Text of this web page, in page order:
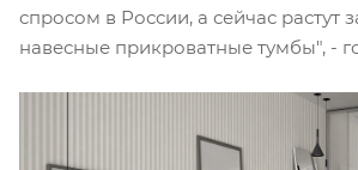
спросом в России, а сейчас растут
навесные прикроватные тумбы", -